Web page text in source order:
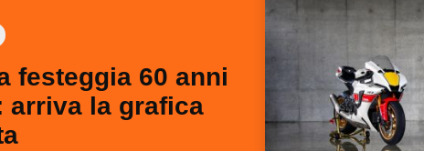
festeggia 60 anni
arriva la grafica